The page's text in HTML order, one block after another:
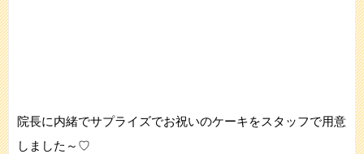
院長に内緒でサプライズでお祝いのケーキをスタッフで用意
しました～♡